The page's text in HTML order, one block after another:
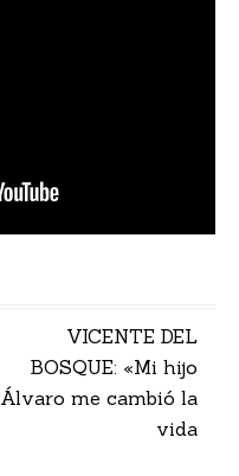
VICENTE DEL
BOSQUE: «Mi hijo
Álvaro me cambió la
vida